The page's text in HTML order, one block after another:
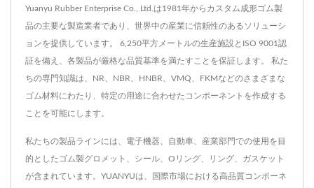
Yuanyu Rubber Enterprise Co., Ltd.は1981年からカスタム成形ゴム製
品の主要な製造業者であり、世界中の産業に信頼性のあるソリューシ
ョンを提供しています。 6,250平方メートルの生産施設とISO 9001認
証を備え、各製品が厳格な品質基準を満たすことを保証します。 私た
ちの専門知識は、NR、NBR、HNBR、VMQ、FKMなどのさまざまな
ゴム材料にわたり、特定の用途に合わせたコンポーネントを作成する
ことを可能にします。
私たちの製品ラインには、電子機器、自動車、産業部門での使用を目
的としたゴム製グロメット、シール、Oリング、リング、ガスケット
が含まれています。YUANYUは、国際市場における高品質コンポーネ